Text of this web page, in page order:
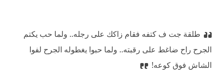
طلقة جت ف كتفه فقام زاكك على رجله.. ولما حب يكتم
الجرح راح ضاغط على رقبته.. ولما حبوا يغطوله الجرح لفوا
الشاش فوق كوعه!